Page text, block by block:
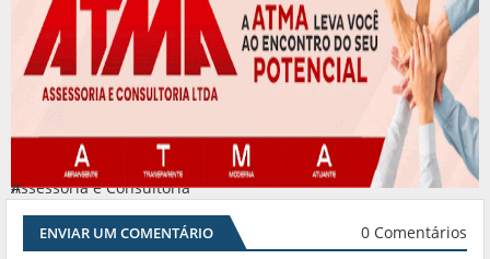
Assessoria e Consultoria
#
ENVIAR UM COMENTÁRIO 0 Comentários